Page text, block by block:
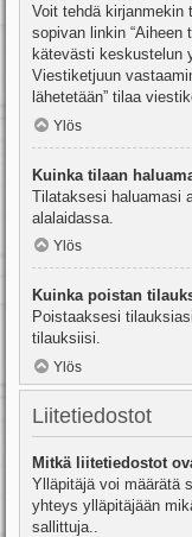
Voit tehdä kirjanmekin
sopivan linkin “Aiheen
kätevästi keskustelun
Viestiketjuun
lähetetään” tilaa
Ylös
Kuinka tilaan
Tilataksesi haluamasi
alalaidassa.
Ylös
Kuinka poistan
Poistaaksesi
tilauksiisi.
Ylös
Liitetiedostot
Mitkä liitetiedostot
Ylläpitäjä voi määrätä
yhteys ylläpitäjään
sallittuja..